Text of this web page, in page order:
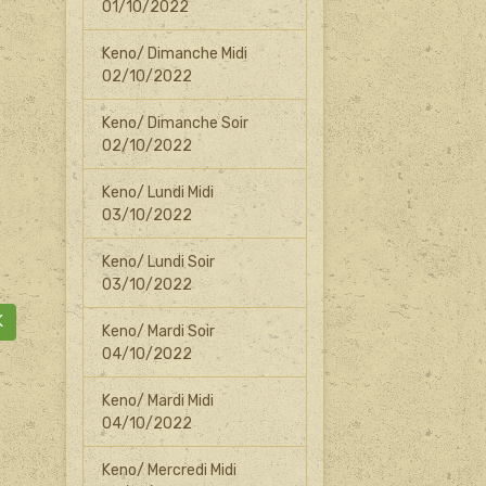
01/10/2022
Keno/ Dimanche Midi
02/10/2022
Keno/ Dimanche Soir
02/10/2022
Keno/ Lundi Midi
03/10/2022
Keno/ Lundi Soir
03/10/2022
Keno/ Mardi Soir
04/10/2022
Keno/ Mardi Midi
04/10/2022
Keno/ Mercredi Midi